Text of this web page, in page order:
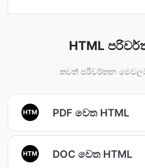
HTML
තවත් පරිවර්තන
HTM PDF වෙත HTML
HTM DOC වෙත HTML